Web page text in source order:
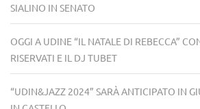
SIALINO IN SENATO
OGGI A UDINE “IL NATALE DI REBECCA”
RISERVATI E IL DJ TUBET
“UDIN&JAZZ 2024” SARÀ ANTICIPATO IN